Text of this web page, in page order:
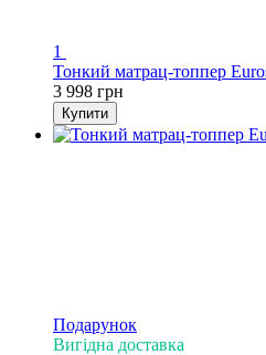
1
Тонкий матрац-топпер
3 998 грн
Купити
Подарунок
Вигідна доставка